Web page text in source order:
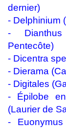
dernier)
- Delphinium
-
Pentecôte)
- Dicentra
- Dierama
- Digitales
- Épilobe
(Laurier de
-